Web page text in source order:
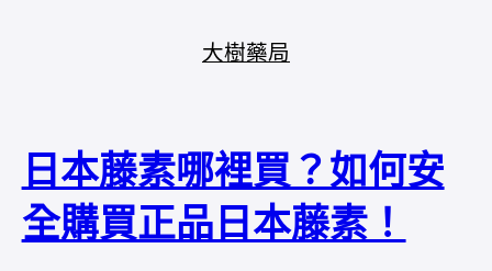
大樹藥局
日本藤素哪裡買？如何安
全購買正品日本藤素！